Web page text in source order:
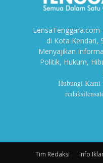
di Kota Kendari,
Menyajikan
Politik, Hukum,
Hubungi Kami
Tim Redaksi Info